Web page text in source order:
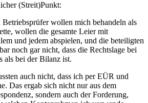
(Streit)Punkt:
Betriebsprüfer wollen mich behandeln als
wollen die gesamte Leier mit
und jedem abspielen, und die beteiligten
noch gar nicht, dass die Rechtslage bei
als bei der Bilanz ist.
auch nicht, dass ich per EÜR und
Das ergab sich nicht nur aus dem
sondern auch der Forderung,